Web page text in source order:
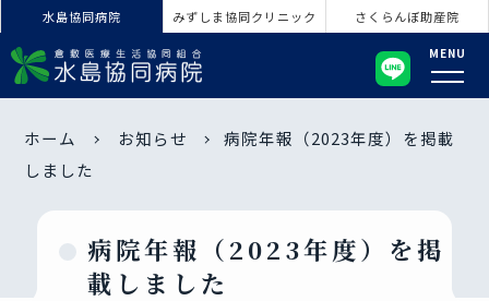
水島協同病院 みずしま協同クリニック さくらんぼ助産院
MENU
ホーム お知らせ
病院年報（2023年度）を掲載
しました
病院年報（2023年度）を掲
載しました